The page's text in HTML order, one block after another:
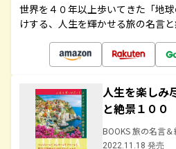
世界を４０年以上歩いてきた「地
けする、人生を輝かせる旅の名言
人生を楽しみ
と絶景１００
BOOKS 旅の名言＆
2022.11.18 発売